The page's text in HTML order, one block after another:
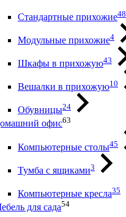
Стандартные прихожие48
Модульные прихожие4
Шкафы в прихожую43
Вешалки в прихожую10
Обувницы24
офис63
Компьютерные столы45
Тумба с ящиками3
Компьютерные кресла35
для сада54